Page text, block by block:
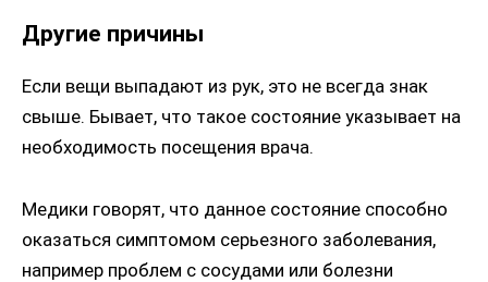
Другие причины
Если вещи выпадают из рук, это не всегда знак
свыше. Бывает, что такое состояние указывает на
необходимость посещения врача.
Медики говорят, что данное состояние способно
оказаться симптомом серьезного заболевания,
например проблем с сосудами или болезни